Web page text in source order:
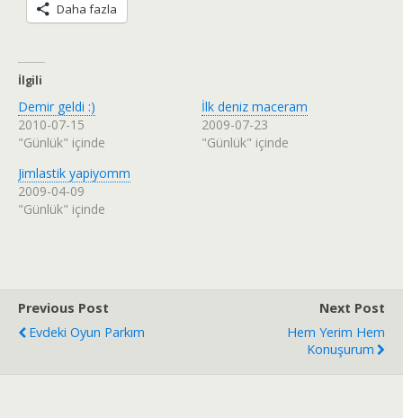
Daha fazla
İlgili
Demir geldi :)
2010-07-15
"Günlük" içinde
İlk deniz maceram
2009-07-23
"Günlük" içinde
Jimlastik yapiyomm
2009-04-09
"Günlük" içinde
Previous Post
Evdeki Oyun Parkım
Next Post
Hem Yerim Hem
Konuşurum